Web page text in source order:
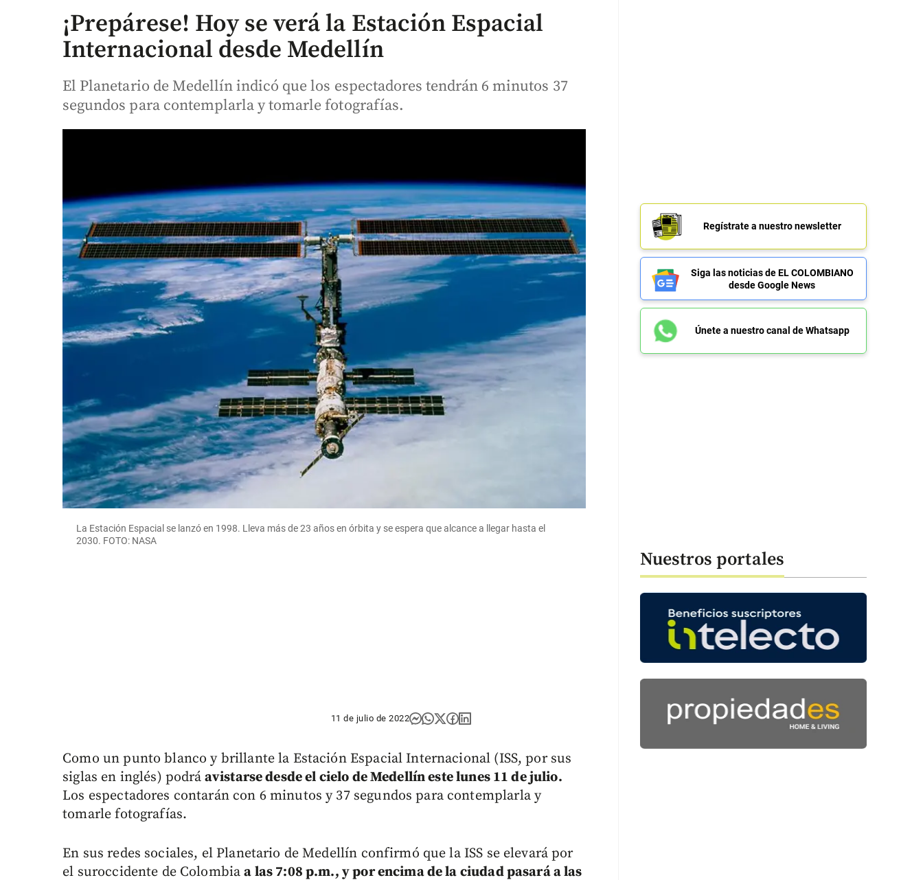
¡Prepárese! Hoy se verá la Estación Espacial
Internacional desde Medellín
El Planetario de Medellín indicó que los espectadores tendrán 6 minutos 37
segundos para contemplarla y tomarle fotografías.
La Estación Espacial se lanzó en 1998. Lleva más de 23 años en órbita y se espera que alcance a llegar hasta el
2030. FOTO: NASA
11 de julio de 2022
Como un punto blanco y brillante la Estación Espacial Internacional (ISS, por sus
siglas en inglés) podrá avistarse desde el cielo de Medellín este lunes 11 de julio.
Los espectadores contarán con 6 minutos y 37 segundos para contemplarla y
tomarle fotografías.
En sus redes sociales, el Planetario de Medellín confirmó que la ISS se elevará por
el suroccidente de Colombiaa las 7:08 p.m., y por encima de la ciudad pasará a las
Regístrate a nuestro newsletter
Siga las noticias de EL COLOMBIANO
desde Google News
Únete a nuestro canal de Whatsapp
Nuestros portales